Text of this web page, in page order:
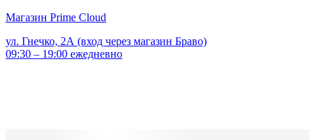
Магазин Prime Cloud
ул. Гнечко, 2А (вход через магазин Браво)
09:30 – 19:00 ежедневно